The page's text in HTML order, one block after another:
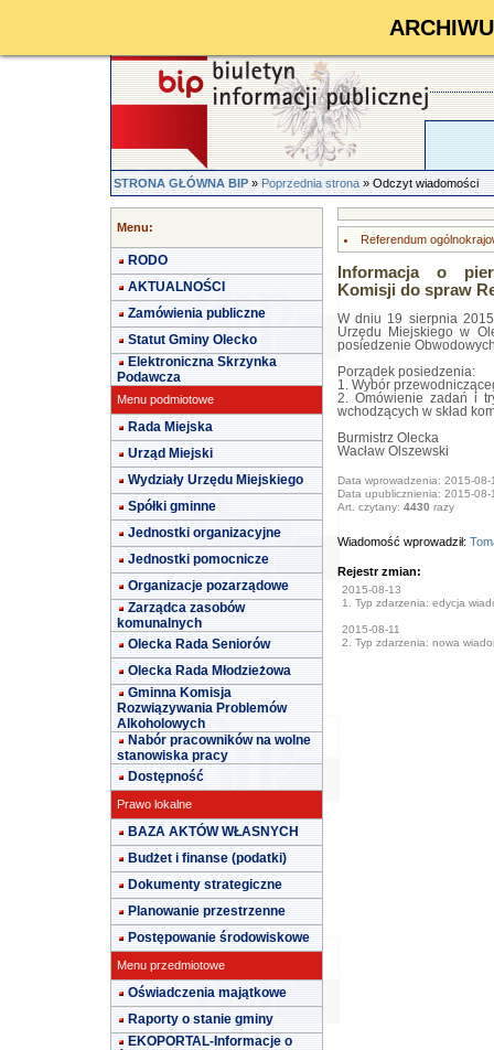
STRONA GŁÓWNA BIP»Poprzednia strona» Odczyt wiadomości
Menu:
RODO
AKTUALNOŚCI
Zamówienia publiczne
Statut Gminy Olecko
Elektroniczna Skrzynka
Podawcza
Menu podmiotowe
Rada Miejska
Urząd Miejski
Wydziały Urzędu Miejskiego
Spółki gminne
Jednostki organizacyjne
Jednostki pomocnicze
Organizacje pozarządowe
Zarządca zasobów
komunalnych
Olecka Rada Seniorów
Olecka Rada Młodzieżowa
Gminna Komisja
Rozwiązywania Problemów
Alkoholowych
Nabór pracowników na wolne
stanowiska pracy
Dostępność
Prawo lokalne
BAZA AKTÓW WŁASNYCH
Budżet i finanse (podatki)
Dokumenty strategiczne
Planowanie przestrzenne
Postępowanie środowiskowe
Menu przedmiotowe
Oświadczenia majątkowe
Raporty o stanie gminy
EKOPORTAL-Informacje o
Referendum
Informacja o
Komisji do spraw
W dniu 19 sierpnia
Urzędu Miejskiego w
posiedzenie
Porządek posiedzenia:
1. Wybór
2. Omówienie zadań i
wchodzących w skład
Burmistrz Olecka
Wacław Olszewski
Data wprowadzenia: 2015-08-
Data upublicznienia: 2015-08-
Art. czytany: 4430 razy
Wiadomość wprowadził:
Rejestr zmian:
2015-08-13
1. Typ zdarzenia: edycja
2015-08-11
2. Typ zdarzenia: nowa